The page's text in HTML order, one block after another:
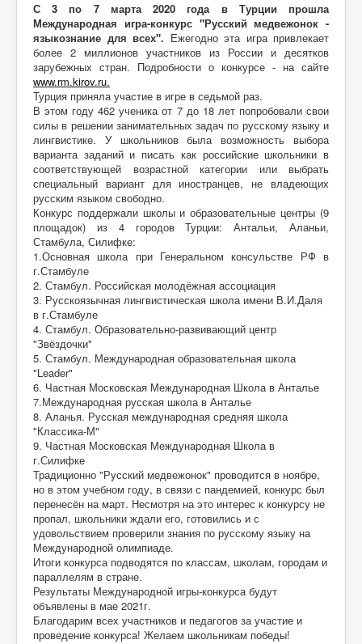
С 3 по 7 марта 2020 года в Турции прошла
Международная игра-конкурс "Русский медвежонок -
языкознание для всех". Ежегодно эта игра привлекает
более 2 миллионов участников из России и десятков
зарубежных стран. Подробности о конкурсе - на сайте
www.rm.kirov.ru.
Турция приняла участие в игре в седьмой раз.
В этом году 462 ученика от 7 до 18 лет попробовали свои
силы в решении занимательных задач по русскому языку и
лингвистике. У школьников была возможность выбора
варианта заданий и писать как российские школьники в
соответствующей возрастной категории или выбрать
специальный вариант для иностранцев, не владеющих
русским языком свободно.
Конкурс поддержали школы и образовательные центры (9
площадок) из 4 городов Турции: Антальи, Аланьи,
Стамбула, Силифке:
1.Основная школа при Генеральном консульстве РФ в
г.Стамбуле
2. Стамбул. Российская молодёжная ассоциация
3. Русскоязычная лингвистическая школа имени В.И.Даля
в г.Стамбуле
4. Стамбул. Образовательно-развивающий центр
"Звёздочки"
5. Стамбул. Международная образовательная школа
"Leader"
6. Частная Московская Международная Школа в Анталье
7.Международная русская школа в Анталье
8. Аланья. Русская международная средняя школа
"Классика-М"
9. Частная Московская Международная Школа в
г.Силифке
Традиционно "Русский медвежонок" проводится в ноябре,
но в этом учебном году, в связи с пандемией, конкурс был
перенесён на март. Несмотря на это интерес к конкурсу не
пропал, школьники ждали его, готовились и с
удовольствием проверили знания по русскому языку на
Международной олимпиаде.
Итоги конкурса подводятся по классам, школам, городам и
параллелям в стране.
Результаты Международной игры-конкурса будут
объявлены в мае 2021г.
Благодарим всех участников и педагогов за участие и
проведение конкурса! Желаем школьникам победы!